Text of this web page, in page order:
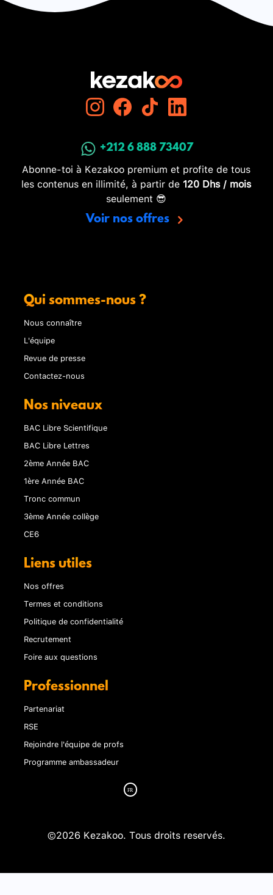
+212 6 888 73407
Abonne-toi à Kezakoo premium et profite de tous
les contenus en illimité, à partir de 120 Dhs / mois
seulement 😎
Voir nos offres
Qui sommes-nous ?
Nous connaître
L'équipe
Revue de presse
Contactez-nous
Nos niveaux
BAC Libre Scientifique
BAC Libre Lettres
2ème Année BAC
1ère Année BAC
Tronc commun
3ème Année collège
CE6
Liens utiles
Nos offres
Termes et conditions
Politique de confidentialité
Recrutement
Foire aux questions
Professionnel
Partenariat
RSE
Rejoindre l'équipe de profs
Programme ambassadeur
©2026 Kezakoo. Tous droits reservés.